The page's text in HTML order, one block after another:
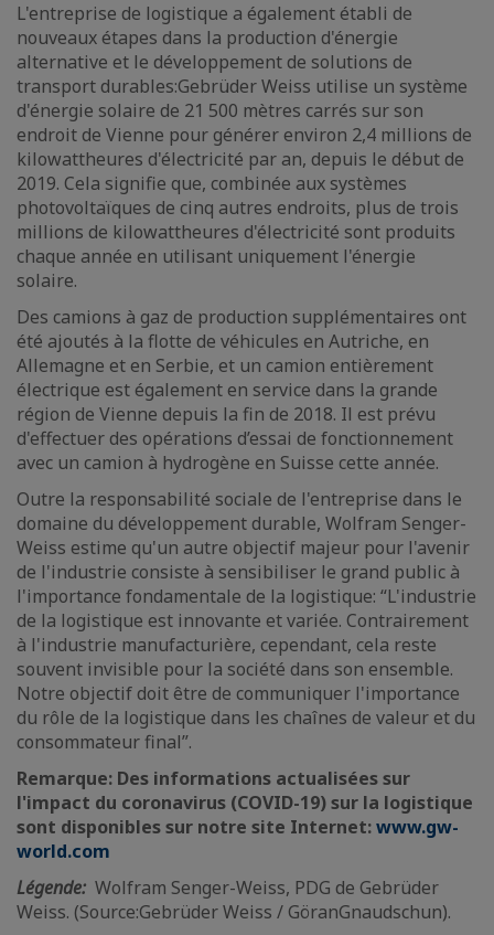
L'entreprise de logistique a également établi de
nouveaux étapes dans la production d'énergie
alternative et le développement de solutions de
transport durables:Gebrüder Weiss utilise un système
d'énergie solaire de 21 500 mètres carrés sur son
endroit de Vienne pour générer environ 2,4 millions de
kilowattheures d'électricité par an, depuis le début de
2019. Cela signifie que, combinée aux systèmes
photovoltaïques de cinq autres endroits, plus de trois
millions de kilowattheures d'électricité sont produits
chaque année en utilisant uniquement l'énergie
solaire.
Des camions à gaz de production supplémentaires ont
été ajoutés à la flotte de véhicules en Autriche, en
Allemagne et en Serbie, et un camion entièrement
électrique est également en service dans la grande
région de Vienne depuis la fin de 2018. Il est prévu
d'effectuer des opérations d’essai de fonctionnement
avec un camion à hydrogène en Suisse cette année.
Outre la responsabilité sociale de l'entreprise dans le
domaine du développement durable, Wolfram Senger-
Weiss estime qu'un autre objectif majeur pour l'avenir
de l'industrie consiste à sensibiliser le grand public à
l'importance fondamentale de la logistique: “L'industrie
de la logistique est innovante et variée. Contrairement
à l'industrie manufacturière, cependant, cela reste
souvent invisible pour la société dans son ensemble.
Notre objectif doit être de communiquer l'importance
du rôle de la logistique dans les chaînes de valeur et du
consommateur final”.
Remarque: Des informations actualisées sur
l'impact du coronavirus (COVID-19) sur la logistique
sont disponibles sur notre site Internet:www.gw-
world.com
Légende: Wolfram Senger-Weiss, PDG de Gebrüder
Weiss. (Source:Gebrüder Weiss / GöranGnaudschun).